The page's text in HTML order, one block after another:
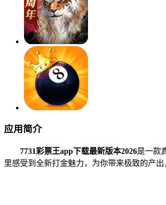
应用简介
7731彩票王app下载最新版本2026是一款
里感受到全新打金魅力，为你带来极致的产